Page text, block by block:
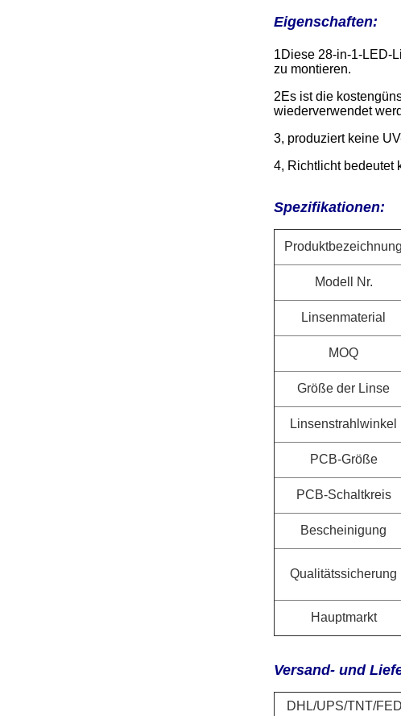
Eigenschaften:
1Diese 28-in-1-LED-
zu montieren.
2Es ist die
wiederverwendet
3, produziert keine
4, Richtlicht bedeutet
Spezifikationen:
Produktbezeichnung
Modell Nr.
Linsenmaterial
MOQ
Größe der Linse
Linsenstrahlwinkel
PCB-Größe
PCB-Schaltkreis
Bescheinigung
Qualitätssicherung
Hauptmarkt
Versand- und
DHL/UPS/TNT/